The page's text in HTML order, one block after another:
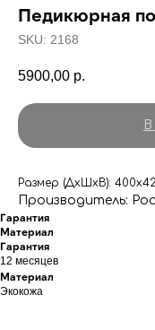
Педикюрная
SKU: 2168
5900,00 р.
Размер (ДхШхВ):
Производитель:
Гарантия
Материал
Гарантия
12 месяцев
Материал
Экокожа